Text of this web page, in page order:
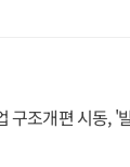
구조개편 시동, '